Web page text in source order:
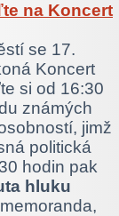
na Koncert
se 17.
Koncert
si od 16:30
známých
jimž
politická
hodin pak
hluku